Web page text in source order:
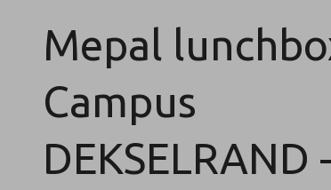
Mepal
Campus
DEKSELRAND -